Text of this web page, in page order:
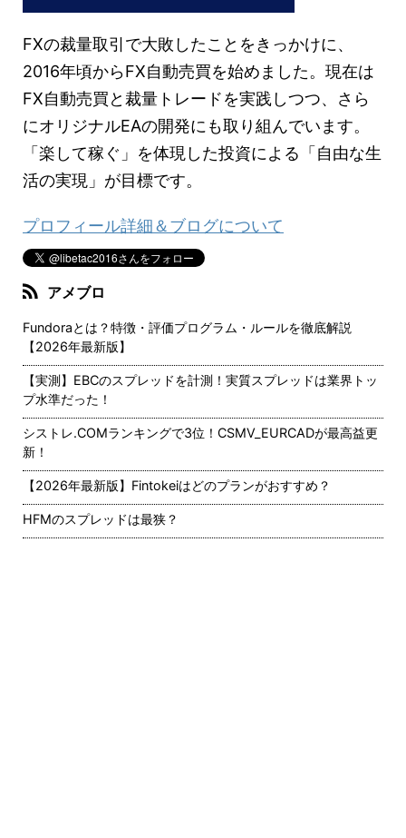
FXの裁量取引で大敗したことをきっかけに、
2016年頃からFX自動売買を始めました。現在は
FX自動売買と裁量トレードを実践しつつ、さら
にオリジナルEAの開発にも取り組んでいます。
「楽して稼ぐ」を体現した投資による「自由な生
活の実現」が目標です。
プロフィール詳細＆ブログについて
アメブロ
Fundoraとは？特徴・評価プログラム・ルールを徹底解説
【2026年最新版】
【実測】EBCのスプレッドを計測！実質スプレッドは業界トッ
プ水準だった！
シストレ.COMランキングで3位！CSMV_EURCADが最高益更
新！
【2026年最新版】Fintokeiはどのプランがおすすめ？
HFMのスプレッドは最狭？